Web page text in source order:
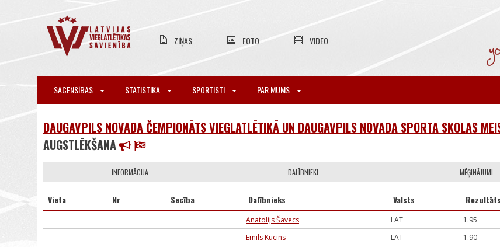
ZIŅAS FOTO VIDEO
SACENSĪBAS STATISTIKA SPORTISTI PAR MUMS
DAUGAVPILS NOVADA ČEMPIONĀTS VIEGLATLĒTIKĀ UN DAUGAVPILS NOVADA SPORTA SKOLAS
AUGSTLĒKŠANA
INFORMĀCIJA DALĪBNIEKI MĒĢINĀJUMI
Vieta Nr Secība Dalībnieks Valsts Rezultāts
Anatolijs Šavecs LAT 1.95
Emīls Kucins
LAT 1.90